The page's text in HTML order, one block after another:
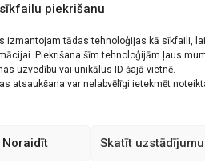
piekrišanu
izmantojam tādas tehnoloģijas kā sīkfaili, lai
Piekrišana šīm tehnoloģijām ļaus
uzvedību vai unikālus ID šajā vietnē.
atsaukšana var nelabvēlīgi ietekmēt
Noraidīt Skatīt
solistu un vokālo ansambļu
apliecināt savas
un māksliniecisko attīstību,
savas prasmes rādīs vokālie
un 14 ansambļi. Šogad